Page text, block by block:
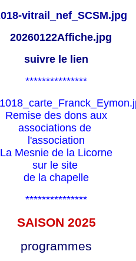
suivre le lien
***************
Remise des dons aux
associations de
l'association
La Mesnie de la Licorne
sur le site
de la chapelle
***************
SAISON 2025
programmes